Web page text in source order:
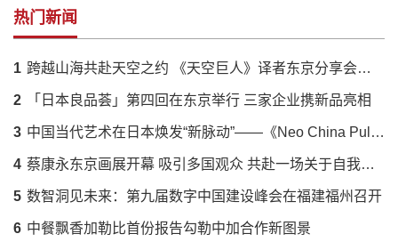
热门新闻
1 跨越山海共赴天空之约 《天空巨人》译者东京分享会落幕 解码蔡国强火药艺术与中日文化羁绊
2 「日本良品荟」第四回在东京举行 三家企业携新品亮相
3 中国当代艺术在日本焕发“新脉动”——《Neo China Pulse》展呈现传统与创新的时代对话
4 蔡康永东京画展开幕 吸引多国观众 共赴一场关于自我的对话
5 数智洞见未来：第九届数字中国建设峰会在福建福州召开
6 中餐飘香加勒比首份报告勾勒中加合作新图景